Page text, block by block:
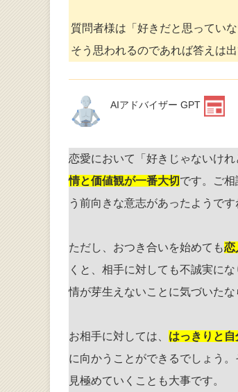
質問者様は「好きだと思ってい
そう思われるのであれば答えは出
AIアドバイザー GPT
恋愛において「好きじゃないけ
情と価値観が一番大切 です。ご
う前向きな意志があったようで
ただし、おつき合いを始めても恋
くと、相手に対しても不誠実に
情が芽生えないことに気づいたな
お相手に対しては、 はっきりと
に向かうことができるでしょう
見極めていくことも大事です。